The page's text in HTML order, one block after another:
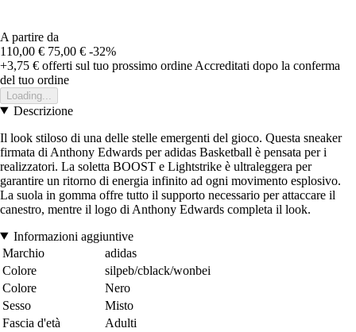
A partire da
110,00 € 75,00 € -32%
+3,75 € offerti sul tuo prossimo ordine Accreditati dopo la conferma
del tuo ordine
Loading...
Descrizione
Il look stiloso di una delle stelle emergenti del gioco. Questa sneaker
firmata di Anthony Edwards per adidas Basketball è pensata per i
realizzatori. La soletta BOOST e Lightstrike è ultraleggera per
garantire un ritorno di energia infinito ad ogni movimento esplosivo.
La suola in gomma offre tutto il supporto necessario per attaccare il
canestro, mentre il logo di Anthony Edwards completa il look.
Informazioni aggiuntive
Marchio
adidas
Colore
silpeb/cblack/wonbei
Colore
Nero
Sesso
Misto
Fascia d'età
Adulti